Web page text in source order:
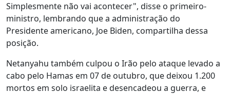
Simplesmente não vai acontecer", disse o primeiro-
ministro, lembrando que a administração do
Presidente americano, Joe Biden, compartilha dessa
posição.
Netanyahu também culpou o Irão pelo ataque levado a
cabo pelo Hamas em 07 de outubro, que deixou 1.200
mortos em solo israelita e desencadeou a guerra, e